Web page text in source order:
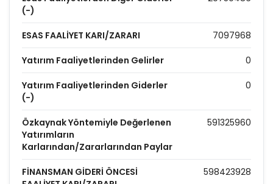
(-)
ESAS FAALİYET KARI/ZARARI 7097968
Yatırım Faaliyetlerinden Gelirler 0
Yatırım Faaliyetlerinden Giderler
(-)
0
Özkaynak Yöntemiyle Değerlenen
Yatırımların
Karlarından/Zararlarından Paylar
591325960
FİNANSMAN GİDERİ ÖNCESİ
598423928